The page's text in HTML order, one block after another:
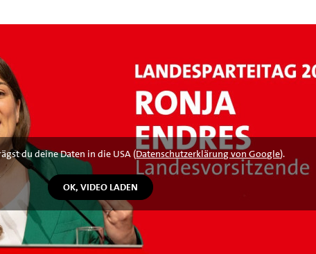
du deine Daten in die USA (Datenschutzerklärung von Google).